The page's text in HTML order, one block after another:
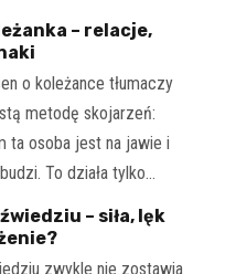
– relacje,
o koleżance tłumaczy
metodę skojarzeń:
ta osoba jest na jawie i
To działa tylko…
– siła, lęk
zwykle nie zostawia